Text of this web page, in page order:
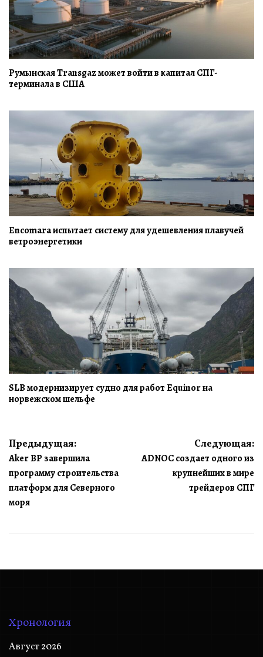
Румынская Transgaz может войти в капитал СПГ-
терминала в США
Encomara испытает систему для удешевления плавучей
ветроэнергетики
SLB модернизирует судно для работ Equinor на
норвежском шельфе
Навигация
по
записям
Предыдущая:
Aker BP завершила
программу строительства
платформ для Северного
моря
Следующая:
ADNOC создает одного из
крупнейших в мире
трейдеров СПГ
Хронология
Август 2026